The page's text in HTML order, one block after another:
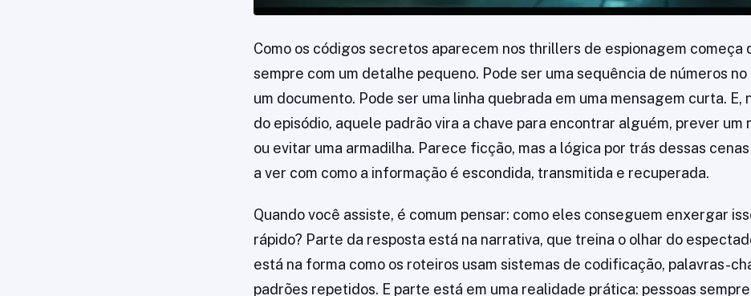
Como os códigos secretos aparecem nos thrillers de espionagem começa
sempre com um detalhe pequeno. Pode ser uma sequência de números
um documento. Pode ser uma linha quebrada em uma mensagem curta. E,
do episódio, aquele padrão vira a chave para encontrar alguém, prever um
ou evitar uma armadilha. Parece ficção, mas a lógica por trás dessas
a ver com como a informação é escondida, transmitida e recuperada.
Quando você assiste, é comum pensar: como eles conseguem enxergar
rápido? Parte da resposta está na narrativa, que treina o olhar do
está na forma como os roteiros usam sistemas de codificação, palavras-
padrões repetidos. E parte está em uma realidade prática: pessoas